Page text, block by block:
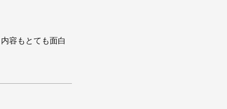
容もとても面白